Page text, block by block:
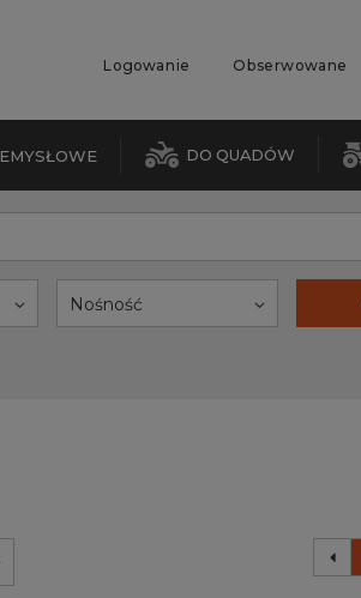
Logowanie Obserwowane
DO QUADÓW
Nośność